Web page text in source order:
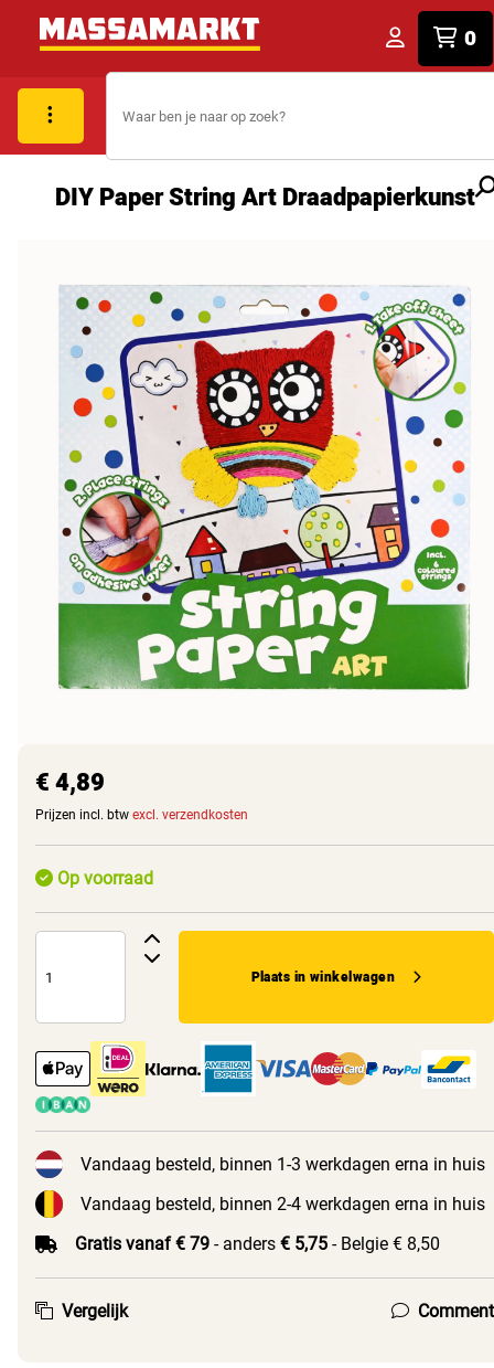
0
DIY Paper String Art Draadpapierkunst
€ 4,89
Prijzen incl. btw excl. verzendkosten
Op voorraad
Plaats in winkelwagen
Vandaag besteld, binnen 1-3 werkdagen erna in huis
Vandaag besteld, binnen 2-4 werkdagen erna in huis
Gratis vanaf € 79 - anders € 5,75 - Belgie € 8,50
Vergelijk Comment